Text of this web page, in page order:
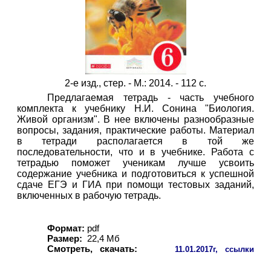
2-е изд., стер. - М.: 2014. - 112 с.
Предлагаемая тетрадь - часть учебного
комплекта к учебнику Н.И. Сонина "Биология.
Живой организм". В нее включены разнообразные
вопросы, задания, практические работы. Материал
в тетради располагается в той же
последовательности, что и в учебнике. Работа с
тетрадью поможет ученикам лучше усвоить
содержание учебника и подготовиться к успешной
сдаче ЕГЭ и ГИА при помощи тестовых заданий,
включенных в рабочую тетрадь.
Формат: pdf
Размер:
22,4 Мб
Смотреть, скачать:
11.01.2017г, ссылки